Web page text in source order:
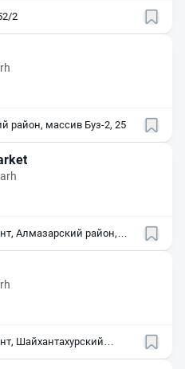
2
район, массив Буз-2, 25
Алмазарский район,
Шайхантахурский